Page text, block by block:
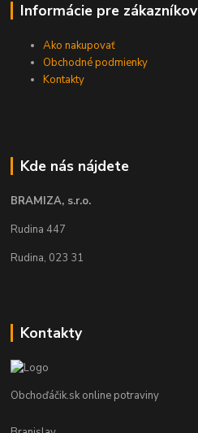
Informácie pre zákazníkov
Ako nakupovať
Obchodné podmienky
Kontakty
Kde nás nájdete
BRAMIZA, s.r.o.
Rudina 447
Rudina, 023 31
Kontakty
Obchoďáčik.sk online potraviny